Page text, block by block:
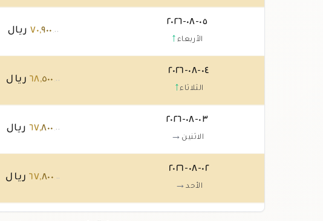
٠٥-٠٨-٢٠٢٦
الأربعاء ↑
٧٠,٩٠٠ .٠٠ ريال
٠٤-٠٨-٢٠٢٦
الثلاثاء↑
٦٨,٥٠٠ .٠٠ ريال
٠٣-٠٨-٢٠٢٦
الاثنين →
٦٧,٨٠٠ .٠٠ ريال
٠٢-٠٨-٢٠٢٦
الأحد→
٦٧,٨٠٠.٠٠ ريال